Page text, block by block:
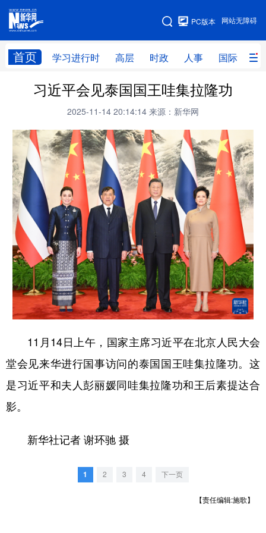
网站无障碍
PC版本
首页 学习进行时 高层 时政 人事 国际 财
网站地图
学习进行时 高层 时政 人事
财经 网评
台湾 思客智库 全球连线 教育
科技 科创 量子 体育
文化 书画 健康
视频 图片
法律
食品 人居 信息化 数字经济
学术中国 乡村振兴 银龄 溯源中国
城市 旅游 能源 会展
彩票 娱乐 时尚 悦读
公益 一带一路 亚太网 上市公司
文化产业
地方频道
习近平会见泰国国王哇集拉隆功
2025-11-14 20:14:14 来源：新华网
11月14日上午，国家主席习近平在北京人民大会
堂会见来华进行国事访问的泰国国王哇集拉隆功。这
是习近平和夫人彭丽媛同哇集拉隆功和王后素提达合
影。
新华社记者 谢环驰 摄
1 2 3 4 下一页
【责任编辑:施歌】